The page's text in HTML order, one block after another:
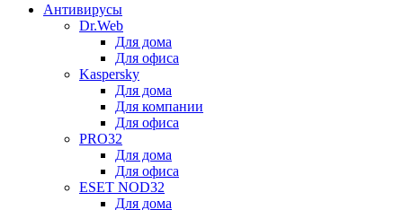
Антивирусы
Dr.Web
Для дома
Для офиса
Kaspersky
Для дома
Для компании
Для офиса
PRO32
Для дома
Для офиса
ESET NOD32
Для дома